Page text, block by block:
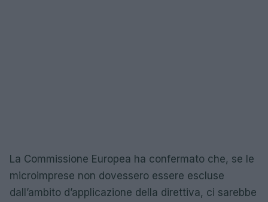
La Commissione Europea ha confermato che, se le
microimprese non dovessero essere escluse
dall’ambito d’applicazione della direttiva, ci sarebbe